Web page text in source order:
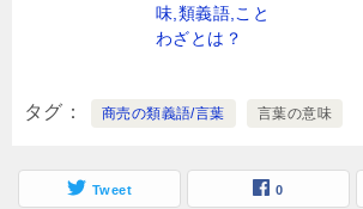
味,類義語,こと
わざとは？
タグ 商売の類義語/言葉 言葉の意味
Tweet 0